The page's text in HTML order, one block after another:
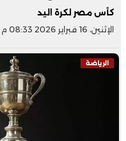
كأس مصر لكرة اليد
الإثنين، 16 فبراير 2026 08:33 م
الرياضة